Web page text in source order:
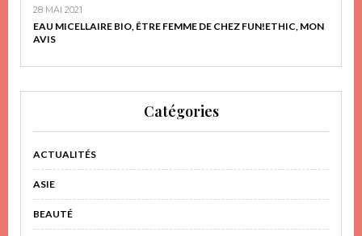
28 MAI 2021
EAU MICELLAIRE BIO, ÊTRE FEMME DE CHEZ FUN!ETHIC, MON
AVIS
Catégories
ACTUALITÉS
ASIE
BEAUTÉ